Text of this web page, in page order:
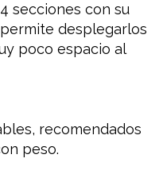
secciones con su
desplegarlos
poco espacio al
recomendados
peso.